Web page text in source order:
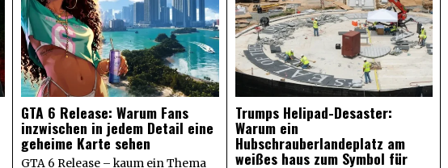
GTA 6 Release: Warum Fans
inzwischen in jedem Detail eine
geheime Karte sehen
GTA 6 Release – kaum ein Thema
Trumps Helipad-Desaster:
Warum ein
Hubschrauberlandeplatz am
weißes haus zum Symbol für